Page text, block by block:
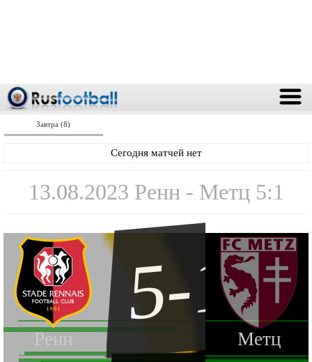
Завтра (8)
Сегодня матчей нет
13.08.2023 Ренн - Метц 5:1
Ренн Метц
5-1